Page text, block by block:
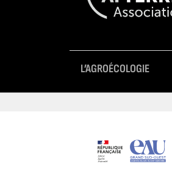
L’AGROÉCOLOGIE